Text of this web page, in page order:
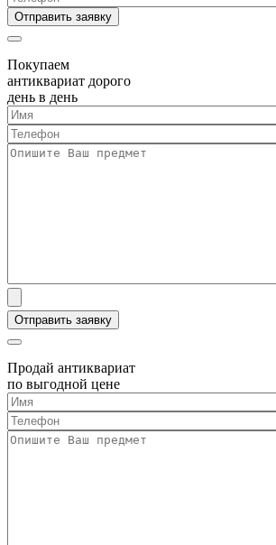
Покупаем
антиквариат дорого
день в день
Продай антиквариат
по выгодной цене